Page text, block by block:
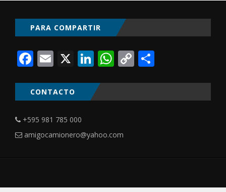
PARA COMPARTIR
Facebook
Email
X LinkedIn
WhatsApp
Copy
CONTACTO
+595 981 785 000
amigocamionero@yahoo.com